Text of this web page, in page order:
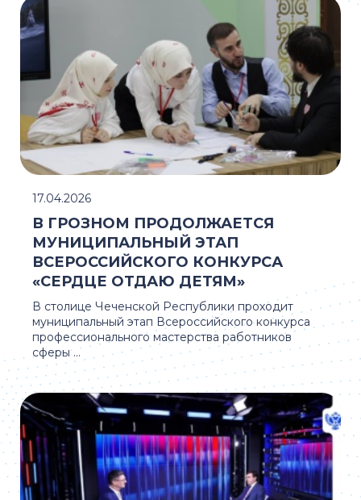
В столице Чеченской Республики проходит
муниципальный этап Всероссийского конкурса
профессионального мастерства работников
сферы ...
В ГРОЗНОМ ПРОДОЛЖАЕТСЯ
МУНИЦИПАЛЬНЫЙ ЭТАП
ВСЕРОССИЙСКОГО КОНКУРСА
«СЕРДЦЕ ОТДАЮ ДЕТЯМ»
17.04.2026